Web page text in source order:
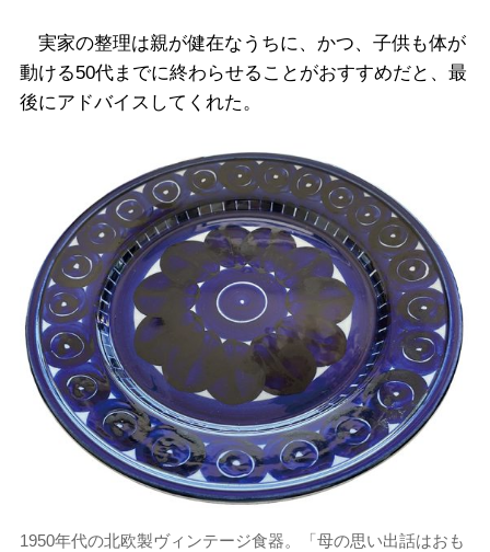
実家の整理は親が健在なうちに、かつ、子供も体が
動ける50代までに終わらせることがおすすめだと、最
後にアドバイスしてくれた。
1950年代の北欧製ヴィンテージ食器。「母の思い出話はおも